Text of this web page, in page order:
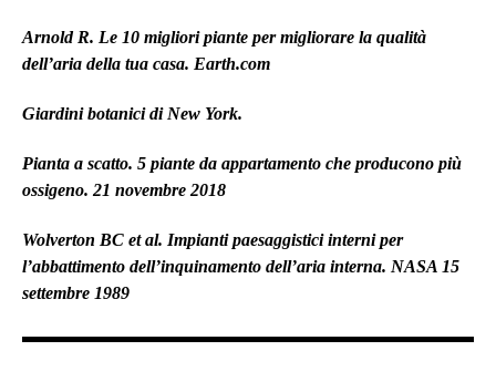
Arnold R. Le 10 migliori piante per migliorare la qualità
dell’aria della tua casa. Earth.com
Giardini botanici di New York.
Pianta a scatto. 5 piante da appartamento che producono più
ossigeno. 21 novembre 2018
Wolverton BC et al. Impianti paesaggistici interni per
l’abbattimento dell’inquinamento dell’aria interna. NASA 15
settembre 1989